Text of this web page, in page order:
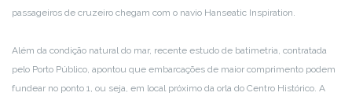
passageiros de cruzeiro chegam com o navio Hanseatic Inspiration.
Além da condição natural do mar, recente estudo de batimetria, contratada
pelo Porto Público, apontou que embarcações de maior comprimento podem
fundear no ponto 1, ou seja, em local próximo da orla do Centro Histórico. A